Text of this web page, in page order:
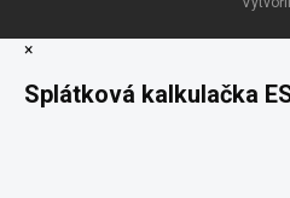
×
Splátková kalkulačka